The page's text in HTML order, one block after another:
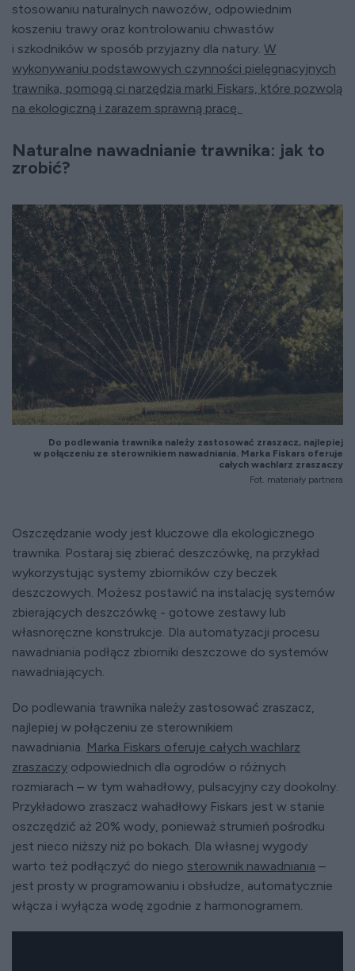
stosowaniu naturalnych nawozów, odpowiednim
koszeniu trawy oraz kontrolowaniu chwastów
i szkodników w sposób przyjazny dla natury. W
wykonywaniu podstawowych czynności pielęgnacyjnych
trawnika, pomogą ci narzędzia marki Fiskars, które pozwolą
na ekologiczną i zarazem sprawną pracę.
Naturalne nawadnianie trawnika: jak to
zrobić?
Do podlewania trawnika należy zastosować zraszacz, najlepiej
w połączeniu ze sterownikiem nawadniania. Marka Fiskars oferuje
całych wachlarz zraszaczy
Fot. materiały partnera
Oszczędzanie wody jest kluczowe dla ekologicznego
trawnika. Postaraj się zbierać deszczówkę, na przykład
wykorzystując systemy zbiorników czy beczek
deszczowych. Możesz postawić na instalację systemów
zbierających deszczówkę - gotowe zestawy lub
własnoręczne konstrukcje. Dla automatyzacji procesu
nawadniania podłącz zbiorniki deszczowe do systemów
nawadniających.
Do podlewania trawnika należy zastosować zraszacz,
najlepiej w połączeniu ze sterownikiem
nawadniania. Marka Fiskars oferuje całych wachlarz
zraszaczy odpowiednich dla ogrodów o różnych
rozmiarach – w tym wahadłowy, pulsacyjny czy dookolny.
Przykładowo zraszacz wahadłowy Fiskars jest w stanie
oszczędzić aż 20% wody, ponieważ strumień pośrodku
jest nieco niższy niż po bokach. Dla własnej wygody
warto też podłączyć do niego sterownik nawadniania –
jest prosty w programowaniu i obsłudze, automatycznie
włącza i wyłącza wodę zgodnie z harmonogramem.